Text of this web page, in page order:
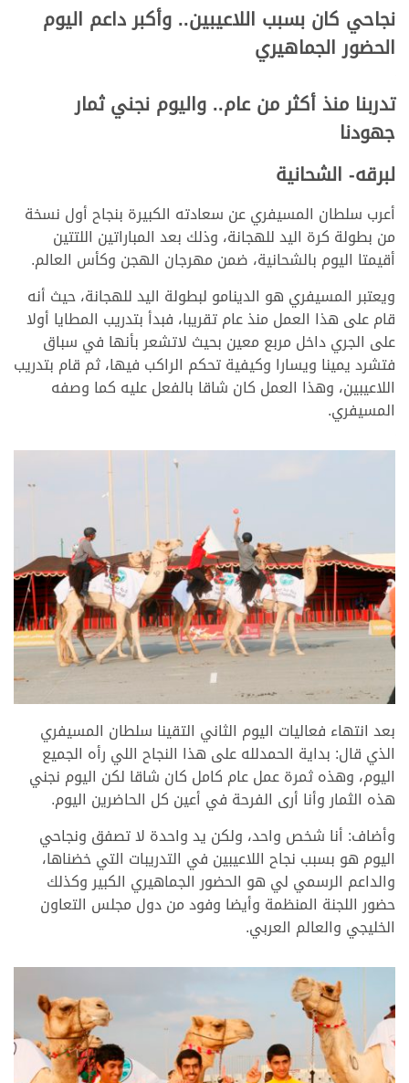
نجاحي كان بسبب اللاعيبين.. وأكبر داعم اليوم
الحضور الجماهيري
تدربنا منذ أكثر من عام.. واليوم نجني ثمار
جهودنا
لبرقه- الشحانية
أعرب سلطان المسيفري عن سعادته الكبيرة بنجاح أول نسخة
من بطولة كرة اليد للهجانة، وذلك بعد المباراتين اللتتين
أقيمتا اليوم بالشحانية، ضمن مهرجان الهجن وكأس العالم.
ويعتبر المسيفري هو الدينامو لبطولة اليد للهجانة، حيث أنه
قام على هذا العمل منذ عام تقريبا، فبدأ بتدريب المطايا أولا
على الجري داخل مربع معين بحيث لاتشعر بأنها في سباق
فتشرد يمينا ويسارا وكيفية تحكم الراكب فيها، ثم قام بتدريب
اللاعيبين، وهذا العمل كان شاقا بالفعل عليه كما وصفه
المسيفري.
بعد انتهاء فعاليات اليوم الثاني التقينا سلطان المسيفري
الذي قال: بداية الحمدلله على هذا النجاح اللي رأه الجميع
اليوم، وهذه ثمرة عمل عام كامل كان شاقا لكن اليوم نجني
هذه الثمار وأنا أرى الفرحة في أعين كل الحاضرين اليوم.
وأضاف: أنا شخص واحد، ولكن يد واحدة لا تصفق ونجاحي
اليوم هو بسبب نجاح اللاعيبين في التدريبات التي خضناها،
والداعم الرسمي لي هو الحضور الجماهيري الكبير وكذلك
حضور اللجنة المنظمة وأيضا وفود من دول مجلس التعاون
الخليجي والعالم العربي.